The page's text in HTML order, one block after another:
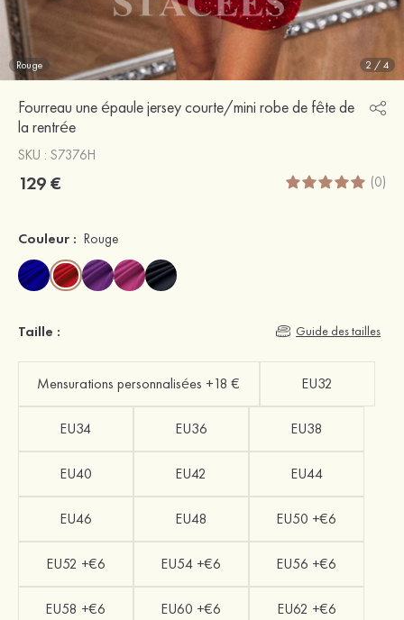
Rouge 2 /4
Fourreau une épaule jersey courte/mini robe de fête de
la rentrée
SKU : S7376H
129 € (0)
Couleur : Rouge
Taille : Guide des tailles
Mensurations personnalisées +18 € EU32
EU34 EU36 EU38
EU40 EU42 EU44
EU46 EU48 EU50 +€6
EU52 +€6 EU54 +€6 EU56 +€6
EU58 +€6 EU60 +€6 EU62 +€6